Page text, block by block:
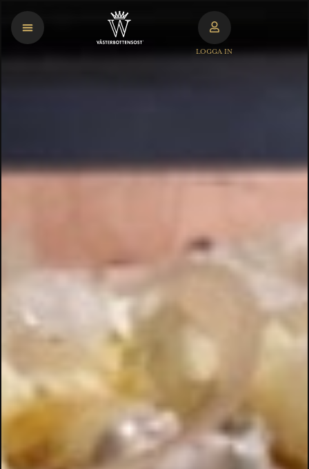
LOGGA IN